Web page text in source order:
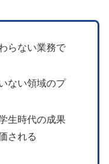
らない業務で
ない領域のプ
生時代の成果
される